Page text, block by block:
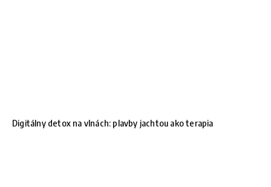
Digitálny detox na vlnách: plavby jachtou ako terapia